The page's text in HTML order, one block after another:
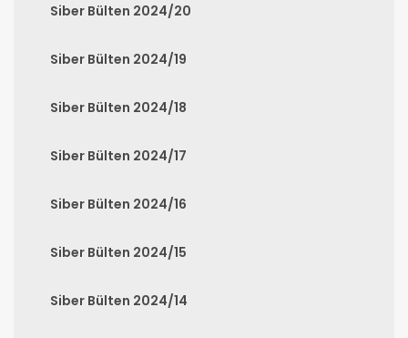
Siber Bülten 2024/20
Siber Bülten 2024/19
Siber Bülten 2024/18
Siber Bülten 2024/17
Siber Bülten 2024/16
Siber Bülten 2024/15
Siber Bülten 2024/14